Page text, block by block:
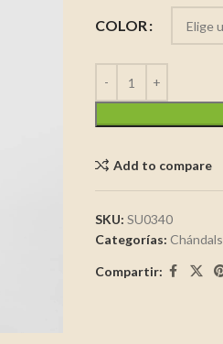
COLOR
Add to compare
SKU: SU0340
Categorías: Chándals
Compartir: